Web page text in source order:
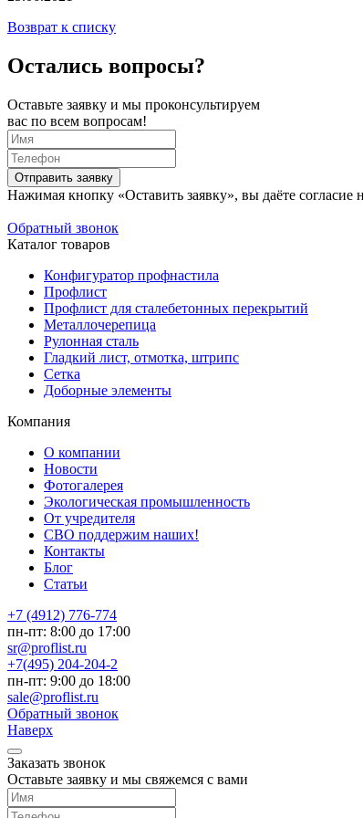
Возврат к списку
Остались вопросы?
Оставьте заявку и мы проконсультируем
вас по всем вопросам!
Нажимая кнопку «Оставить заявку», вы даёте
Обратный звонок
Каталог товаров
Конфигуратор профнастила
Профлист
Профлист для сталебетонных перекрытий
Металлочерепица
Рулонная сталь
Гладкий лист, отмотка, штрипс
Сетка
Доборные элементы
Компания
О компании
Новости
Фотогалерея
Экологическая промышленность
От учредителя
СВО поддержим наших!
Контакты
Блог
Статьи
+7 (4912) 776-774
пн-пт: 8:00 до 17:00
sr@proflist.ru
+7(495) 204-204-2
пн-пт: 9:00 до 18:00
sale@proflist.ru
Обратный звонок
Наверх
Заказать звонок
Оставьте заявку и мы свяжемся с вами